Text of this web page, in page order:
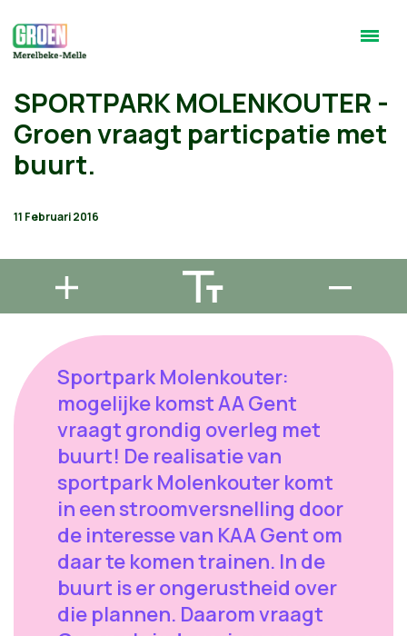
SPORTPARK MOLENKOUTER -
Groen vraagt particpatie met
buurt.
11 Februari 2016
Sportpark Molenkouter:
mogelijke komst AA Gent
vraagt grondig overleg met
buurt! De realisatie van
sportpark Molenkouter komt
in een stroomversnelling door
de interesse van KAA Gent om
daar te komen trainen. In de
buurt is er ongerustheid over
die plannen. Daarom vraagt